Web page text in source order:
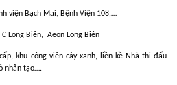
viện Bạch Mai, Bệnh Viện 108,…
Long Biên, Aeon Long Biên
khu công viên cây xanh, liền kề Nhà thi đấu
nhân tạo….